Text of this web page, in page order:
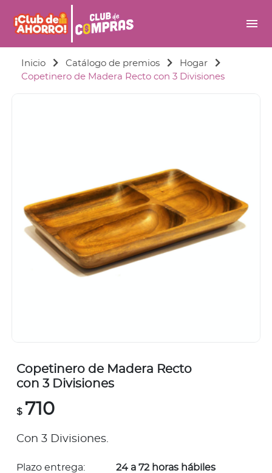
menu
Inicio Catálogo de premios
Hogar
Copetinero de Madera Recto con 3 Divisiones
Copetinero de Madera Recto
con 3 Divisiones
$ 710
Con 3 Divisiones.
Plazo entrega:
24 a 72 horas hábiles